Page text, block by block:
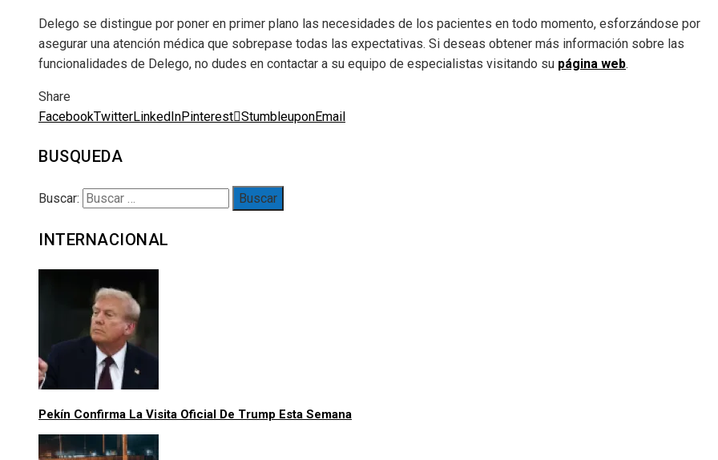
Delego se distingue por poner en primer plano las necesidades de los pacientes en todo momento, esforzándose por
asegurar una atención médica que sobrepase todas las expectativas. Si deseas obtener más información sobre las
funcionalidades de Delego, no dudes en contactar a su equipo de especialistas visitando su página web.
Share
FacebookTwitterLinkedInPinterest StumbleuponEmail
BUSQUEDA
Buscar:
INTERNACIONAL
Pekín Confirma La Visita Oficial De Trump Esta Semana